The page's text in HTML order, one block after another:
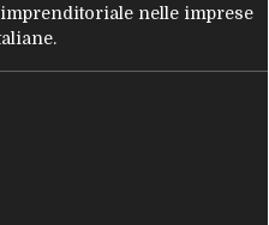
nelle imprese